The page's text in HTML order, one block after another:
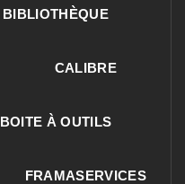
BIBLIOTHÈQUE
CALIBRE
BOITE À OUTILS
FRAMASERVICES